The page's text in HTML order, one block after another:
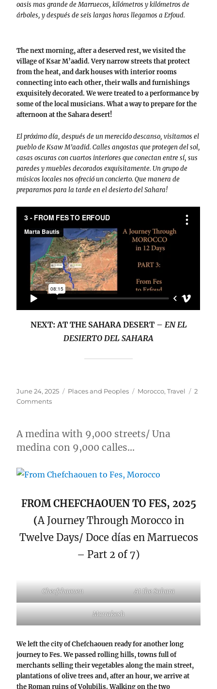
oasis mas grande de Marruecos, kilómetros y kilómetros de
árboles, y después de seis largas horas llegamos a Erfoud.
The next morning, after a deserved rest, we visited the
village of Ksar M’aadid. Very narrow streets that protect
from the heat, and dark houses with interior rooms
connecting into each other, their walls and furnishings
exquisitely decorated. We were treated to a performance by
some of the local musicians. What a way to prepare for the
afternoon at the Sahara desert!
El próximo día, después de un merecido descanso, visitamos el
pueblo de Ksaw M’aadid. Calles angostas que protegen del sol,
casas oscuras con cuartos interiores que conectan entre sí, sus
paredes y muebles decorados exquisitamente. Un grupo de
músicos locales nos ofreció un concierto. Que manera de
prepararnos para la tarde en el desierto del Sahara!
NEXT: AT THE SAHARA DESERT – EN EL
DESIERTO DEL SAHARA
Posted
on
June 24, 2025 Categories
Places and Peoples Tags
Morocco,Travel
2
Commentson
to
Morocco
A medina with 9,000 streets/ Una
medina con 9,000 calles…
FROM CHEFCHAOUEN TO FES, 2025
(A Journey Through Morocco in
Twelve Days/ Doce días en Marruecos
– Part 2 of 7)
Checfchaouen At the Sahara
Marrakesh
We left the city of Chefchaouen readyfor another long
journey to Fes. We passed rolling hills, towns full of
merchants selling their vegetables along the main street,
plantations of olive trees and, after an hour, we arrive at
the Roman ruins of Volubilis. Walking on the two